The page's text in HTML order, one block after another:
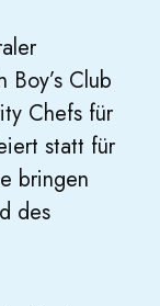
Club
Chefs für
statt für
bringen
des